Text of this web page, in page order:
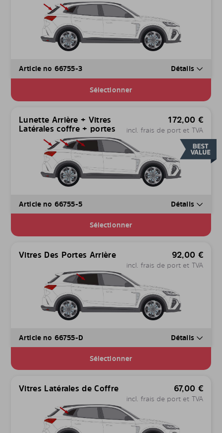
Article no 66755-3 Détails
Sélectionner
Lunette Arrière + Vitres
Latérales coffre + portes
172,00 €
incl. frais de port et TVA
Article no 66755-5 Détails
Sélectionner
Vitres Des Portes Arrière 92,00 €
incl. frais de port et TVA
Article no 66755-D Détails
Sélectionner
Vitres Latérales de Coffre 67,00 €
incl. frais de port et TVA